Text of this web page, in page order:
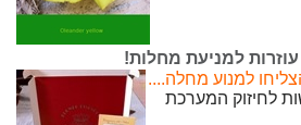
למניעת מחלות!
למנוע מחלה....
לחיזוק המערכת